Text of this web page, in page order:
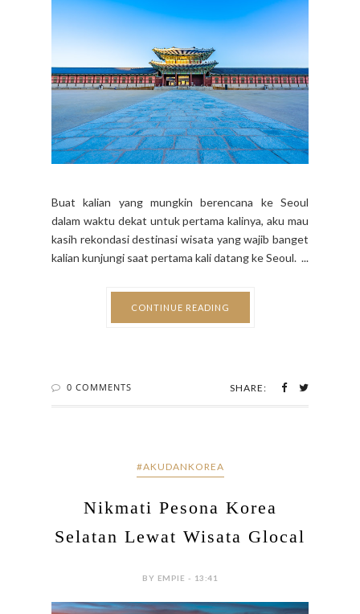
Buat kalian yang mungkin berencana ke Seoul
dalam waktu dekat untuk pertama kalinya, aku mau
kasih rekondasi destinasi wisata yang wajib banget
kalian kunjungi saat pertama kali datang ke Seoul. ...
CONTINUE READING
0 COMMENTS SHARE:
#AKUDANKOREA
Nikmati Pesona Korea
Selatan Lewat Wisata Glocal
BY EMPIE - 13:41